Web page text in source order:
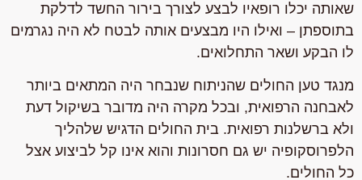
שאותה יכלו רופאיו לבצע לצורך בירור החשד לדלקת
בתוספתן – ואילו היו מבצעים אותה לבטח לא היה נגרמים
לו הבקע ושאר התחלואים.
מנגד טען החולים שהניתוח שנבחר היה המתאים ביותר
לאבחנה הרפואית, ובכל מקרה היה מדובר בשיקול דעת
ולא ברשלנות רפואית. בית החולים הדגיש שלהליך
הלפרוסקופיה יש גם חסרונות והוא אינו קל לביצוע אצל
כל החולים.